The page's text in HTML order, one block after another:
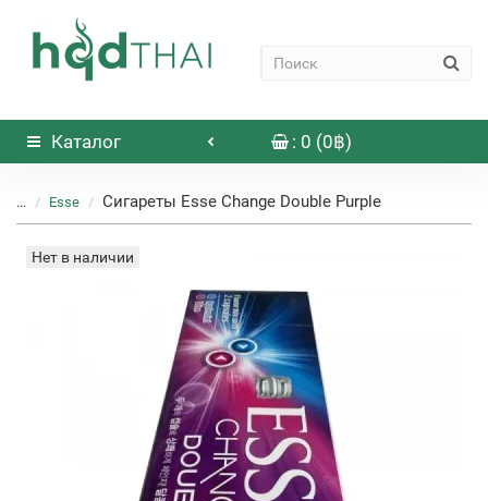
Каталог : 0 (0฿)
... Esse Сигареты Esse Change Double Purple
Нет в наличии